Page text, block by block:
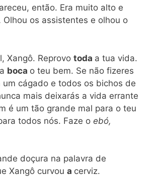
então. Era muito alto e
Olhou os assistentes e olhou o
Xangô. Reprovo toda a tua vida.
boca o teu bem. Se não fizeres
um cágado e todos os bichos de
mais deixarás a vida errante
é um tão grande mal para o teu
todos nós. Faze o ebó,
doçura na palavra de
Xangô curvou a cerviz.